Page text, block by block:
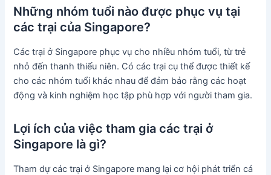
Những nhóm tuổi nào được phục vụ tại
các trại của Singapore?
Các trại ở Singapore phục vụ cho nhiều nhóm tuổi, từ trẻ
nhỏ đến thanh thiếu niên. Có các trại cụ thể được thiết kế
cho các nhóm tuổi khác nhau để đảm bảo rằng các hoạt
động và kinh nghiệm học tập phù hợp với người tham gia.
Lợi ích của việc tham gia các trại ở
Singapore là gì?
Tham dự các trại ở Singapore mang lại cơ hội phát triển cá